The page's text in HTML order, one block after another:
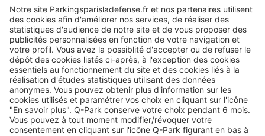
Informations pratiques
Nos services
Nous contacter